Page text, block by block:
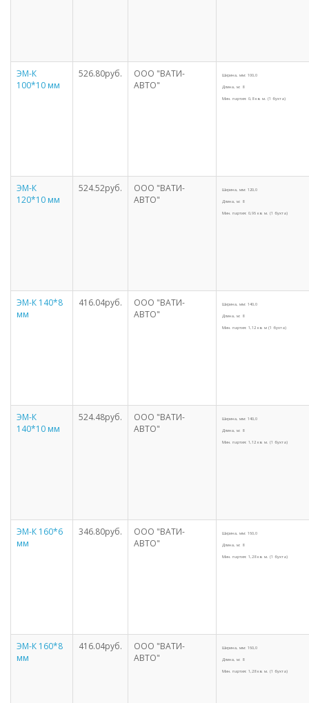
ЭМ-К
100*10 мм
526.80руб.
ООО "ВАТИ-
АВТО"
Ширина, мм: 100,0
Длина, м: 8
Мин. партия: 0,8 кв. м. (1 бухта)
ЭМ-К
120*10 мм
524.52руб.
ООО "ВАТИ-
АВТО"
Ширина, мм: 120,0
Длина, м: 8
Мин. партия: 0,96 кв. м. (1 бухта)
ЭМ-К 140*8
мм
416.04руб.
ООО "ВАТИ-
АВТО"
Ширина, мм: 140,0
Длина, м: 8
Мин. партия: 1,12 кв. м (1 бухта)
ЭМ-К
140*10 мм
524.48руб.
ООО "ВАТИ-
АВТО"
Ширина, мм: 140,0
Длина, м: 8
Мин. партия: 1,12 кв. м. (1 бухта)
ЭМ-К 160*6
мм
346.80руб.
ООО "ВАТИ-
АВТО"
Ширина, мм: 160,0
Длина, м: 8
Мин. партия: 1,28 кв. м. (1 бухта)
ЭМ-К 160*8
мм
416.04руб.
ООО "ВАТИ-
АВТО"
Ширина, мм: 160,0
Длина, м: 8
Мин. партия: 1,28 кв. м. (1 бухта)